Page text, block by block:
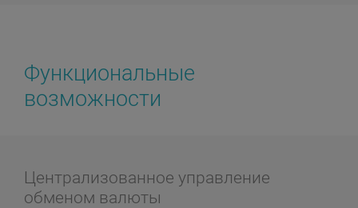
Функциональные
возможности
Централизованное управление
обменом валюты